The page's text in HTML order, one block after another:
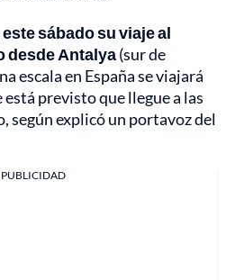
este sábado su viaje al
desde Antalya(sur de
escala en España se viajará
previsto que llegue a las
según explicó un portavoz del
PUBLICIDAD